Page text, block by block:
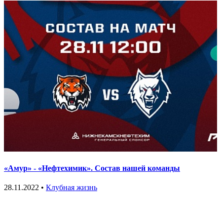
«Амур» - «Нефтехимик». Состав нашей команды
28.11.2022 • Клубная жизнь